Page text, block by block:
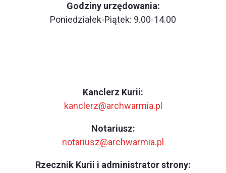
Godziny urzędowania:
Poniedziałek-Piątek: 9.00-14.00
Kanclerz Kurii:
kanclerz@archwarmia.pl
Notariusz:
notariusz@archwarmia.pl
Rzecznik Kurii i administrator strony: